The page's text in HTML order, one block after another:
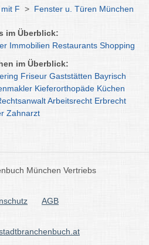
F > Fenster u. Türen München
im Überblick:
Immobilien Restaurants Shopping
im Überblick:
Friseur Gaststätten Bayrisch
Kieferorthopäde Küchen
Arbeitsrecht Erbrecht
Zahnarzt
München Vertriebs
AGB